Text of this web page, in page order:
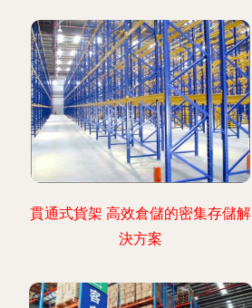
貫通式貨架 高效倉儲的密集存儲解
決方案